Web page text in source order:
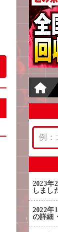
2023年
しまし
2022年
の詳細